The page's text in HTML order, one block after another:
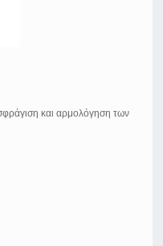
και αρμολόγηση των